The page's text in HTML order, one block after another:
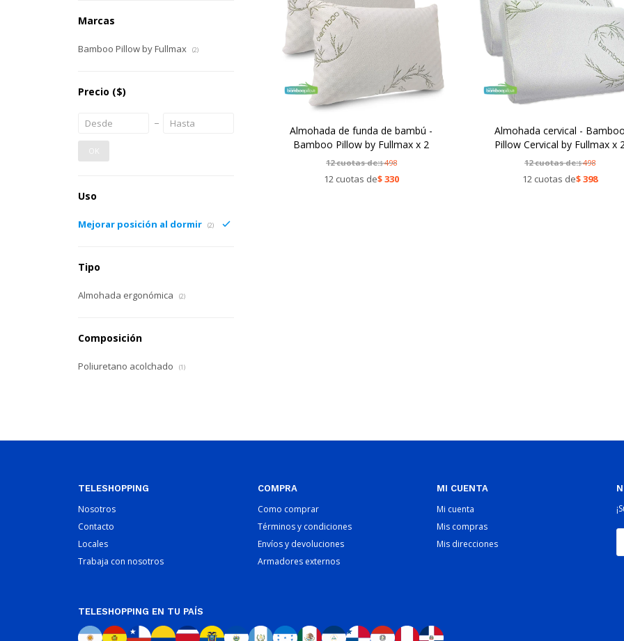
Almohada de funda de bambú -
Bamboo Pillow by Fullmax x 2
12 cuotas de:$498
12 cuotas de$330
Almohada cervical -
Pillow Cervical by Fullmax x
12 cuotas de:$498
12 cuotas de$398
Marcas
Bamboo Pillow by Fullmax (2)
Precio ($)
OK
Uso
Mejorar posición al dormir (2)
Tipo
Almohada ergonómica (2)
Composición
Poliuretano acolchado (1)
TELESHOPPING
Nosotros
Contacto
Locales
Trabaja con nosotros
COMPRA
Como comprar
Términos y condiciones
Envíos y devoluciones
Armadores externos
MI CUENTA
Mi cuenta
Mis compras
Mis direcciones
TELESHOPPING EN TU PAÍS